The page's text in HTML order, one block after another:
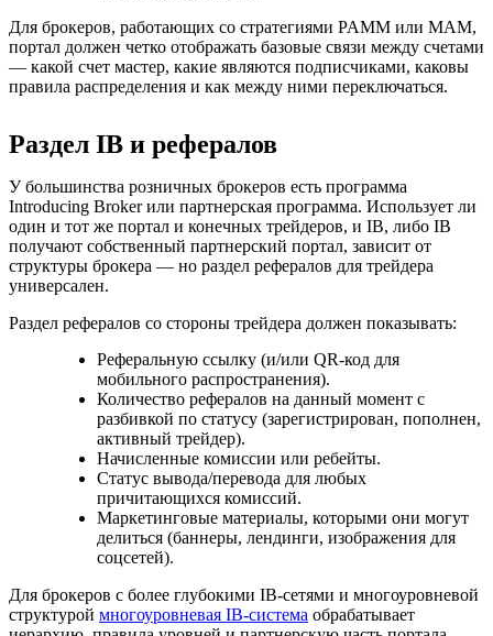
Для брокеров, работающих со стратегиями PAMM или MAM,
портал должен четко отображать базовые связи между счетами
— какой счет мастер, какие являются подписчиками, каковы
правила распределения и как между ними переключаться.
Раздел IB и рефералов
У большинства розничных брокеров есть программа
Introducing Broker или партнерская программа. Использует ли
один и тот же портал и конечных трейдеров, и IB, либо IB
получают собственный партнерский портал, зависит от
структуры брокера — но раздел рефералов для трейдера
универсален.
Раздел рефералов со стороны трейдера должен показывать:
Реферальную ссылку (и/или QR-код для
мобильного распространения).
Количество рефералов на данный момент с
разбивкой по статусу (зарегистрирован, пополнен,
активный трейдер).
Начисленные комиссии или ребейты.
Статус вывода/перевода для любых
причитающихся комиссий.
Маркетинговые материалы, которыми они могут
делиться (баннеры, лендинги, изображения для
соцсетей).
Для брокеров с более глубокими IB-сетями и многоуровневой
структурой многоуровневая IB-система обрабатывает